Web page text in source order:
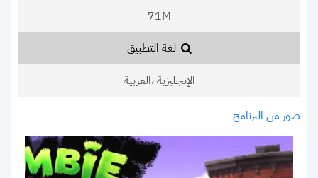
71M
لغة التطبيق
الإنجليزية ،العربية
صور من البرنامج